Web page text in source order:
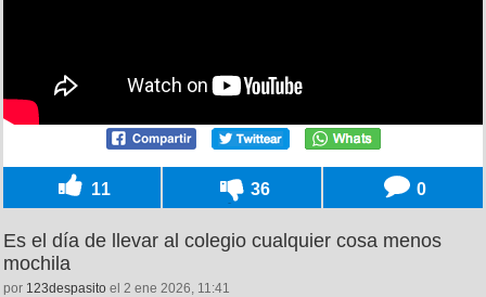
11 36 0
Es el día de llevar al colegio cualquier cosa menos
mochila
por 123despasito el 2 ene 2026, 11:41